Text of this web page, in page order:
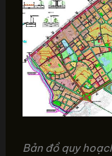
Bản đồ quy